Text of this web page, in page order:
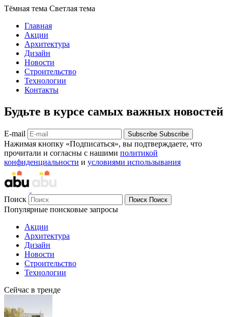
Тёмная тема Светлая тема
Главная
Акции
Архитектура
Дизайн
Новости
Строительство
Технологии
Контакты
Будьте в курсе самых важных новостей
E-mail Subscribe Subscribe
Нажимая кнопку «Подписаться», вы подтверждаете, что
прочитали и согласны с нашими политикой
конфиденциальности и условиями использывания
Поиск Поиск Поиск
Популярные поисковые запросы
Акции
Архитектура
Дизайн
Новости
Строительство
Технологии
Сейчас в тренде